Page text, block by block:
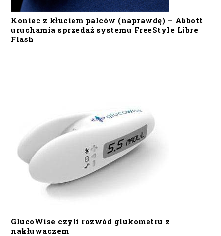
Koniec z kłuciem palców (naprawdę) – Abbott
uruchamia sprzedaż systemu FreeStyle Libre
Flash
GlucoWise czyli rozwód glukometru z
nakłuwaczem